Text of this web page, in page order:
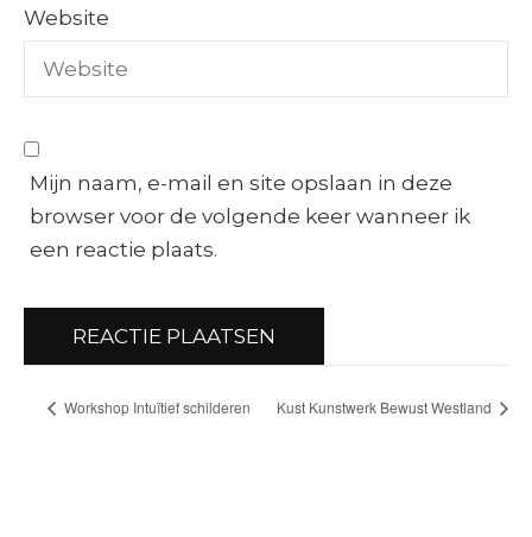
Website
Mijn naam, e-mail en site opslaan in deze
browser voor de volgende keer wanneer ik
een reactie plaats.
Workshop Intuïtief schilderen Kust Kunstwerk Bewust Westland